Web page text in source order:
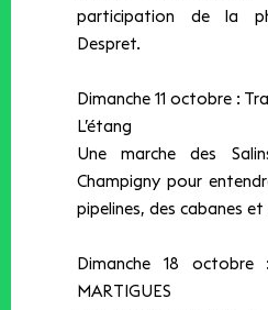
participation de la
Despret.
Dimanche 11 octobre :​
L’étang
Une marche des
Champigny pour
pipelines, des cabanes et
Dimanche 18
MARTIGUES